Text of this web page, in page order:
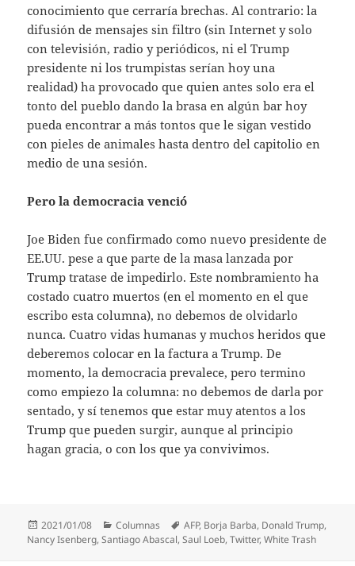
conocimiento que cerraría brechas. Al contrario: la
difusión de mensajes sin filtro (sin Internet y solo
con televisión, radio y periódicos, ni el Trump
presidente ni los trumpistas serían hoy una
realidad) ha provocado que quien antes solo era el
tonto del pueblo dando la brasa en algún bar hoy
pueda encontrar a más tontos que le sigan vestido
con pieles de animales hasta dentro del capitolio en
medio de una sesión.
Pero la democracia venció
Joe Biden fue confirmado como nuevo presidente de
EE.UU. pese a que parte de la masa lanzada por
Trump tratase de impedirlo. Este nombramiento ha
costado cuatro muertos (en el momento en el que
escribo esta columna), no debemos de olvidarlo
nunca. Cuatro vidas humanas y muchos heridos que
deberemos colocar en la factura a Trump. De
momento, la democracia prevalece, pero termino
como empiezo la columna: no debemos de darla por
sentado, y sí tenemos que estar muy atentos a los
Trump que pueden surgir, aunque al principio
hagan gracia, o con los que ya convivimos.
Publicado
el
2021/01/08 Categorías
Columnas Etiquetas
AFP, Borja Barba, Donald Trump,
Nancy Isenberg,Santiago Abascal,Saul Loeb,Twitter,White Trash